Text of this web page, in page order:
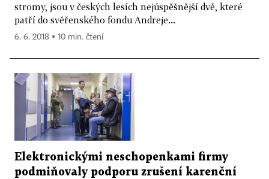
stromy, jsou v českých lesích nejúspěšnější dvě, které
patří do svěřenského fondu Andreje...
6. 6. 2018 ▪ 10 min. čtení
Elektronickými neschopenkami firmy
podmiňovaly podporu zrušení karenční